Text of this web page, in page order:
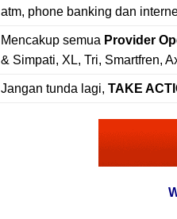
atm, phone banking dan
Mencakup semua Provider
& Simpati, XL, Tri, Smartfren,
Jangan tunda lagi, TAKE